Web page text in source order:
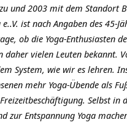
und 2003 mit dem Standort
ist nach Angaben des
ob die Yoga-Enthusiasten
vielen Leuten bekannt.
System, wie wir es lehren.
mehr Yoga-Übende als
Selbst in
Entspannung Yoga